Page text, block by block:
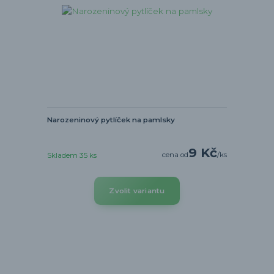
Narozeninový pytlíček na pamlsky
cena od9 Kč/ks
Skladem 35 ks
Zvolit variantu